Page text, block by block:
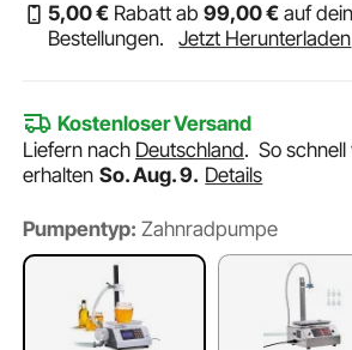
5,00€ Rabatt ab99,00€ auf
Bestellungen.
Jetzt Herunterladen
Kostenloser Versand
Liefern nach Deutschland.So
erhalten So. Aug. 9. Details
Pumpentyp: Zahnradpumpe